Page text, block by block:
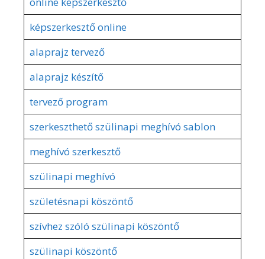
képszerkesztő online
alaprajz tervező
alaprajz készítő
tervező program
szerkeszthető szülinapi meghívó sablon
meghívó szerkesztő
szülinapi meghívó
születésnapi köszöntő
szívhez szóló szülinapi köszöntő
szülinapi köszöntő